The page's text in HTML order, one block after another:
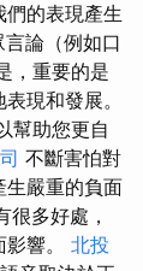
的表現產生
言論（例如口
，重要的是
現和發展。
幫助您更自
不斷害怕對
生嚴重的負面
很多好處，
響。 北投